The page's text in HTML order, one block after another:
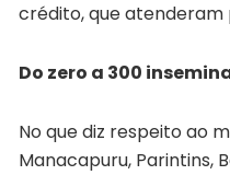
crédito, que atenderam
Do zero a 300
No que diz respeito ao
Manacapuru, Parintins,